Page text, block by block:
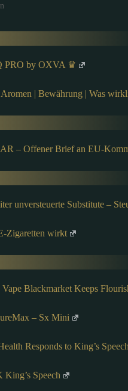
PRO by OXVA ♛
| Bewährung | Was
– Offener Brief an EU-
unversteuerte Substitute –
Zigaretten wirkt
Vape Blackmarket Keeps
– Sx Mini
Responds to King’s Speech
King’s Speech